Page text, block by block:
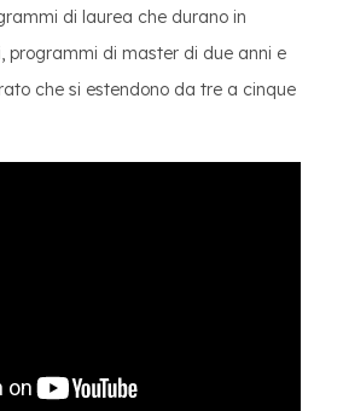
di laurea che durano in
programmi di master di due anni e
che si estendono da tre a cinque